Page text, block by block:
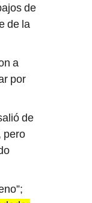
de
de la
a
por
de
pero